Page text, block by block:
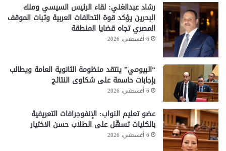
رشاد عبدالغني: لقاء الرئيس السيسي وملك
البحرين يؤكد قوة التحالفات العربية وثبات الموقف
المصري تجاه قضايا المنطقة
6 أغسطس، 2026
“البيومي” ينتقد منظومة الثانوية العامة ويطالب
بإجابات حاسمة على شكاوى النتائج
6 أغسطس، 2026
عضو تعليم النواب: الإنفوجرافات التعريفية
بالكليات تسهّل على الطلاب حسن الاختيار
6 أغسطس، 2026